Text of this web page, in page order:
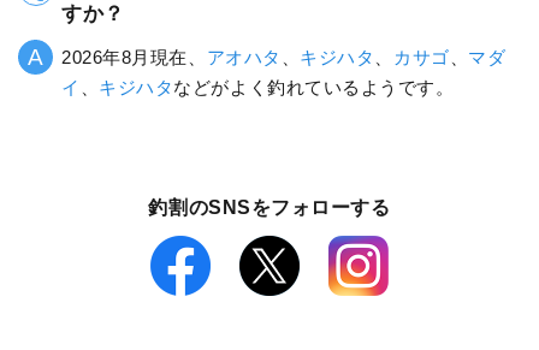
すか？
2026年8月現在、 アオハタ キジハタ カサゴ
マダ
イ
キジハタなどがよく釣れているようです。
釣割のSNSをフォローする